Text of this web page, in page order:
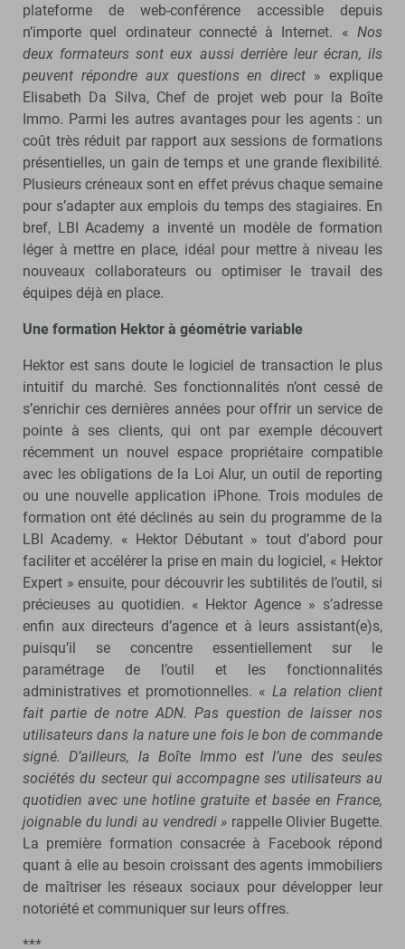
plateforme de web-conférence accessible depuis
n’importe quel ordinateur connecté à Internet. « Nos
deux formateurs sont eux aussi derrière leur écran, ils
peuvent répondre aux questions en direct » explique
Elisabeth Da Silva, Chef de projet web pour la Boîte
Immo. Parmi les autres avantages pour les agents : un
coût très réduit par rapport aux sessions de formations
présentielles, un gain de temps et une grande flexibilité.
Plusieurs créneaux sont en effet prévus chaque semaine
pour s’adapter aux emplois du temps des stagiaires. En
bref, LBI Academy a inventé un modèle de formation
léger à mettre en place, idéal pour mettre à niveau les
nouveaux collaborateurs ou optimiser le travail des
équipes déjà en place.
Une formation Hektor à géométrie variable
Hektor est sans doute le logiciel de transaction le plus
intuitif du marché. Ses fonctionnalités n’ont cessé de
s’enrichir ces dernières années pour offrir un service de
pointe à ses clients, qui ont par exemple découvert
récemment un nouvel espace propriétaire compatible
avec les obligations de la Loi Alur, un outil de reporting
ou une nouvelle application iPhone. Trois modules de
formation ont été déclinés au sein du programme de la
LBI Academy. « Hektor Débutant » tout d’abord pour
faciliter et accélérer la prise en main du logiciel, « Hektor
Expert » ensuite, pour découvrir les subtilités de l’outil, si
précieuses au quotidien. « Hektor Agence » s’adresse
enfin aux directeurs d’agence et à leurs assistant(e)s,
puisqu’il se concentre essentiellement sur le
paramétrage de l’outil et les fonctionnalités
administratives et promotionnelles. « La relation client
fait partie de notre ADN. Pas question de laisser nos
utilisateurs dans la nature une fois le bon de commande
signé. D’ailleurs, la Boîte Immo est l’une des seules
sociétés du secteur qui accompagne ses utilisateurs au
quotidien avec une hotline gratuite et basée en France,
joignable du lundi au vendredi» rappelle Olivier Bugette.
La première formation consacrée à Facebook répond
quant à elle au besoin croissant des agents immobiliers
de maîtriser les réseaux sociaux pour développer leur
notoriété et communiquer sur leurs offres.
***